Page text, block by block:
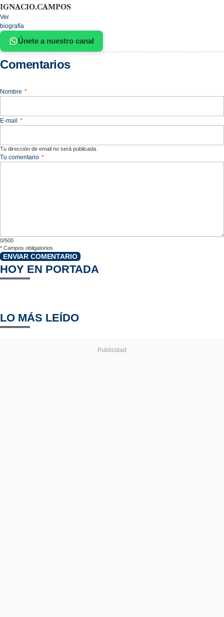
IGNACIO.CAMPOS
Ver
biografía
Únete a nuestro canal
Comentarios
Nombre *
E-mail *
Tu dirección de email no será publicada.
Tu comentario *
0/500
* Campos obligatorios
ENVIAR COMENTARIO
HOY EN PORTADA
LO MÁS LEÍDO